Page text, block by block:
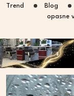
Trend Blog
opasne